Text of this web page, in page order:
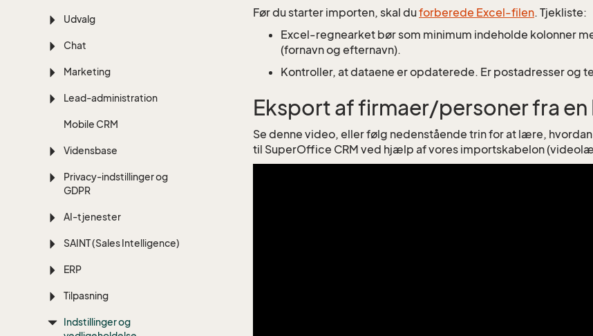
Udvalg
Chat
Marketing
Lead-administration
Mobile CRM
Vidensbase
Privacy-indstillinger og
GDPR
AI-tjenester
SAINT (Sales Intelligence)
ERP
Tilpasning
Indstillinger og
Før du starter importen, skal duforberede Excel-filen. Tjekliste:
Excel-regnearket bør som minimum indeholde kolonner
(fornavn og efternavn).
Kontroller, at dataene er opdaterede. Er postadresser og
Eksport af firmaer/personer fra en
Se denne video, eller følg nedenstående trin for at lære,
til SuperOffice CRM ved hjælp af vores importskabelon